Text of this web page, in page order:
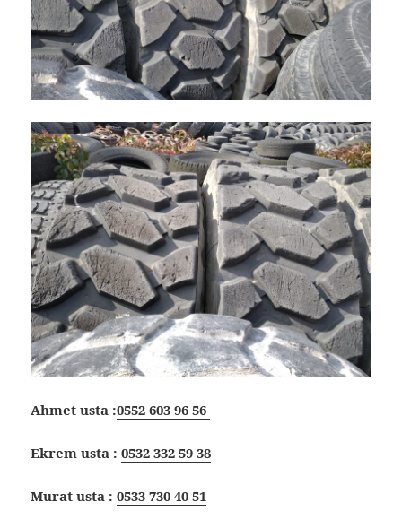
Ahmet usta :0552 603 96 56
Ekrem usta :0532 332 59 38
Murat usta :0533 730 40 51